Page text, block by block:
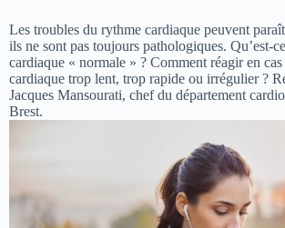
Les troubles du rythme cardiaque peuvent
ils ne sont pas toujours pathologiques. Qu’est-
cardiaque « normale » ? Comment réagir en
cardiaque trop lent, trop rapide ou irrégulier ?
Jacques Mansourati, chef du département
Brest.